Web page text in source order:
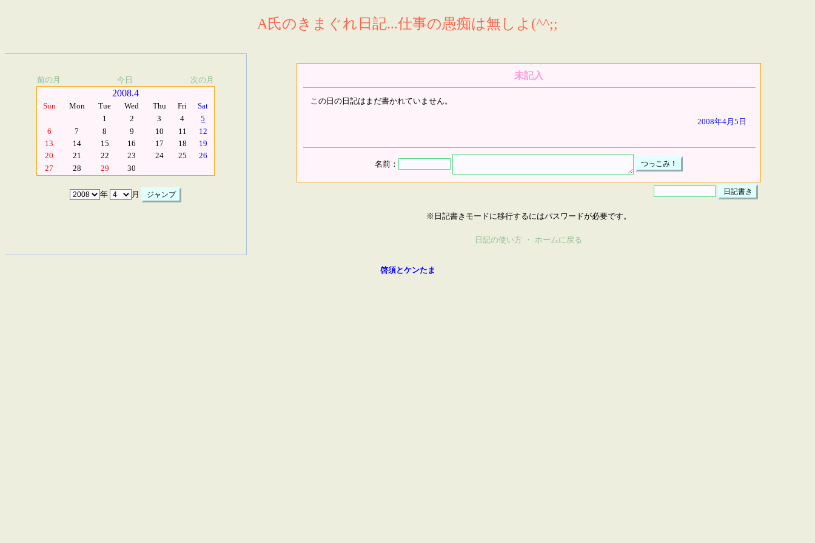
A氏のきまぐれ日記...仕事の愚痴は無しよ(^^;;
前の月 今日 次の月
2008.4
Sun Mon Tue Wed Thu Fri
Sat
1
2 3 4
5
6
7 8 9 10 11
12
13
14 15 16 17 18
19
20
21 22 23 24 25
26
27
28 29 30
年 月
未記入
この日の日記はまだ書かれていません。
2008年4月5日
名前：
※日記書きモードに移行するにはパスワードが必要です。
日記の使い方 ・ ホームに戻る
啓須とケンたま